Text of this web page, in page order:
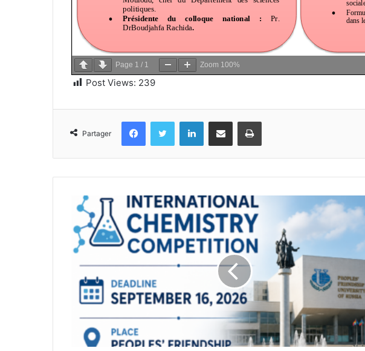
Page 1 / 1 Zoom 100%
Post Views: 239
Partager
FacebookTwitter LinkedinPartager par email Imprimer